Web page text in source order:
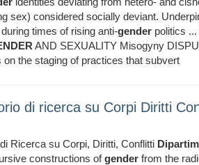
sex) considered socially deviant.
times of rising anti-gender politics
AND SEXUALITY Misogyny
the staging of practices that subvert
di ricerca su Corpi Diritti
Ricerca su Corpi, Diritti, Conflitti
constructions ofgender from the